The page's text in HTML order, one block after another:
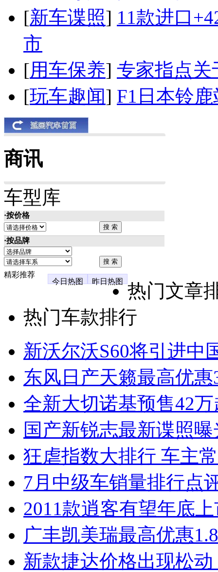
[新车谍照] 11款进口
市
[用车保养] 专家指点关
[玩车趣闻] F1日本铃
商讯
车型库
·按价格
·按品牌
精彩推荐
今日热图
昨日热图
热门文章
热门车款排行
新沃尔沃S60将引进中
东风日产天籁最高优
全新大切诺基预售42
国产新锐志最新谍照
狂虐指数大排行 车主
7月中级车销量排行点
2011款逍客有望年底
广丰凯美瑞最高优惠
新款捷达价格出现松